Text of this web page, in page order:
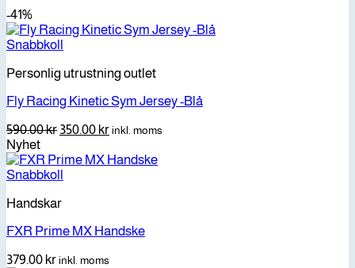
-41%
Snabbkoll
Personlig utrustning outlet
Fly Racing Kinetic Sym Jersey -Blå
590.00kr Det
priset
var:
350.00 krDet
priset
inkl. moms
Nyhet
Snabbkoll
Handskar
FXR Prime MX Handske
379.00 krinkl. moms